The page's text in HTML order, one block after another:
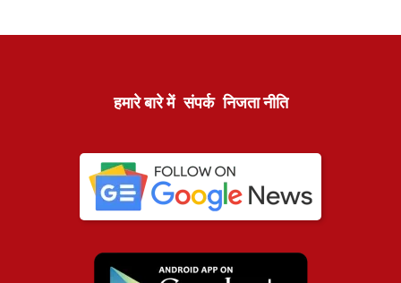
हमारे बारे में संपर्क निजता नीति